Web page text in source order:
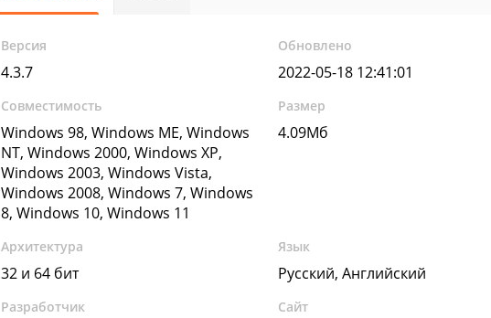
Версия
4.3.7
Обновлено
2022-05-18 12:41:01
Совместимость
Windows 98, Windows ME, Windows
NT, Windows 2000, Windows XP,
Windows 2003, Windows Vista,
Windows 2008, Windows 7, Windows
8, Windows 10, Windows 11
Размер
4.09Мб
Архитектура
32 и 64 бит
Язык
Русский, Английский
Разработчик Сайт